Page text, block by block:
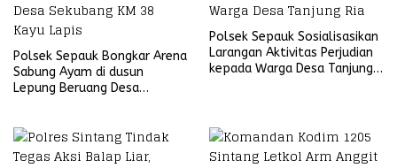
Polsek Sepauk Bongkar Arena
Sabung Ayam di dusun
Lepung Beruang Desa
Polsek Sepauk Sosialisasikan
Larangan Aktivitas Perjudian
kepada Warga Desa Tanjung